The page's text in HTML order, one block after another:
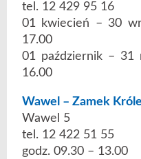
tel. 12 429 95 16
01 kwiecień – 30
17.00
01 październik –
16.00
Wawel – Zamek
Wawel 5
tel. 12 422 51 55
godz. 09.30 – 13.00